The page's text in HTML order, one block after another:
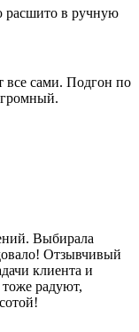
расшито в ручную
сами. Подгон по
Выбирала
Отзывчивый
клиента и
радуют,